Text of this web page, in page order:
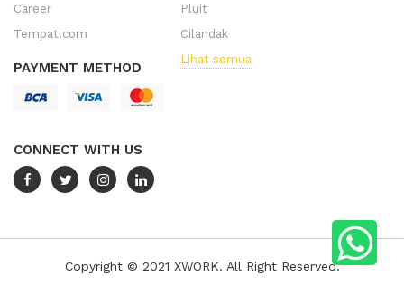
Career
Tempat.com
PAYMENT METHOD
CONNECT WITH US
Pluit
Cilandak
Lihat semua
Copyright © 2021 XWORK. All Right Reserved.